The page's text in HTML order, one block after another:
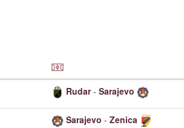
Rudar- Sarajevo
Sarajevo - Zenica